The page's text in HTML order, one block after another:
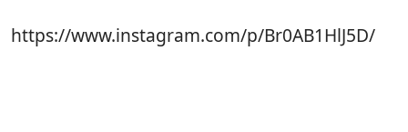
https://www.instagram.com/p/Br0AB1HlJ5D/